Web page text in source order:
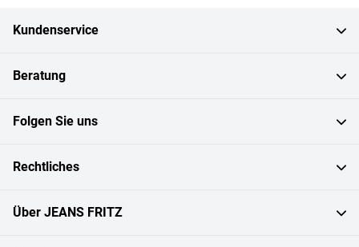
Kundenservice
Beratung
Folgen Sie uns
Rechtliches
Über JEANS FRITZ